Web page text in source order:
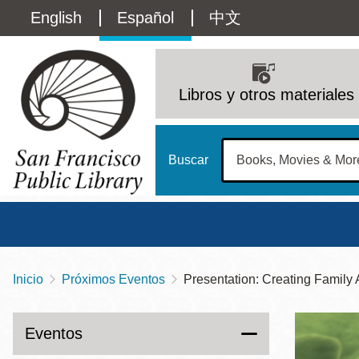
contenido
Language
switcher
(Content)
English Español 中文
navigation
Libros y otros materiales
Buscar
Contact
415-557-4400
Dom
Sobrescribir
enlaces
de
Inicio Próximos Eventos Presentation: Creating Family
Eventos